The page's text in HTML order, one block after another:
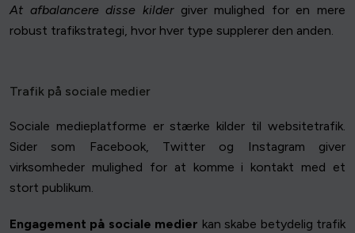
At afbalancere disse kildergiver mulighed for en mere
robust trafikstrategi, hvor hver type supplerer den anden.
Trafik på sociale medier
Sociale medieplatforme er stærke kilder til websitetrafik.
Sider som Facebook, Twitter og Instagram giver
virksomheder mulighed for at komme i kontakt med et
stort publikum.
Engagement på sociale medier kan skabe betydelig trafik